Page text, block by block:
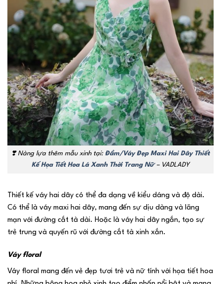
❣️ Nàng lựa thêm mẫu xinh tại: Đầm/Váy Đẹp Maxi Hai Dây Thiết
Kế Họa Tiết Hoa Lá Xanh Thời Trang Nữ– VADLADY
Thiết kế váy hai dây có thể đa dạng về kiểu dáng và độ dài.
Có thể là váy maxi hai dây, mang đến sự dịu dàng và lãng
mạn với đường cắt tà dài. Hoặc là váy hai dây ngắn, tạo sự
trẻ trung và quyến rũ với đường cắt tà xinh xắn.
Váy floral
Váy floral mang đến vẻ đẹp tươi trẻ và nữ tính với họa tiết hoa